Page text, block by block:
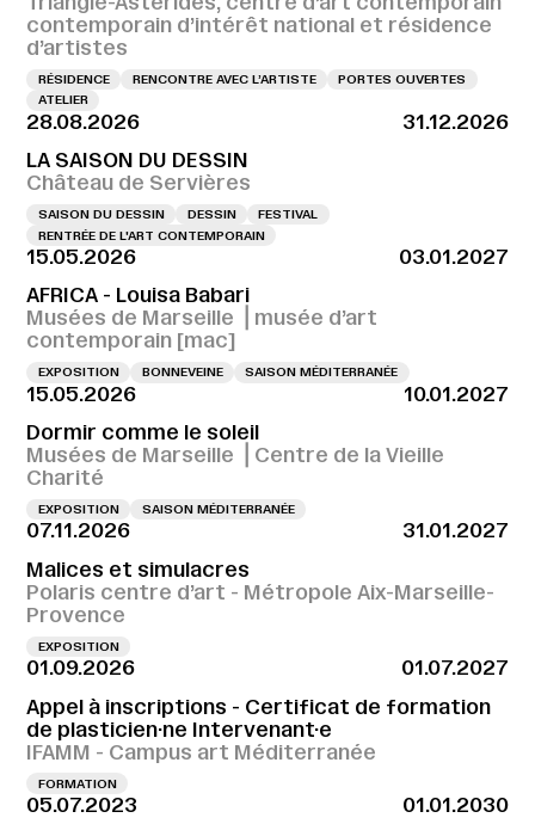
contemporain d’intérêt national et résidence
d’artistes
RÉSIDENCE RENCONTRE AVEC L’ARTISTE
PORTES OUVERTES
ATELIER
28.08.2026
31.12.2026
LA SAISON DU DESSIN
Château de Servières
SAISON DU DESSIN DESSIN
FESTIVAL
RENTRÉE DE L'ART CONTEMPORAIN
15.05.2026
03.01.2027
AFRICA - Louisa Babari
Musées de Marseille ⎪musée d’art
contemporain [mac]
EXPOSITION BONNEVEINE SAISON MÉDITERRANÉE
15.05.2026
10.01.2027
Dormir comme le soleil
Musées de Marseille ⎪Centre de la Vieille
Charité
EXPOSITION SAISON MÉDITERRANÉE
07.11.2026
31.01.2027
Malices et simulacres
Polaris centre d’art - Métropole Aix-Marseille-
Provence
EXPOSITION
01.09.2026
01.07.2027
Appel à inscriptions - Certificat de formation
de plasticien·ne Intervenant·e
IFAMM - Campus art Méditerranée
FORMATION
05.07.2023
01.01.2030